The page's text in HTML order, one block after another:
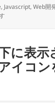
, Javascript,Web開
スクリプトを使っ
に表示
イコン